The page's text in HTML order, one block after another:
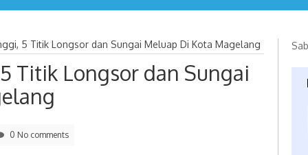
5 Titik Longsor dan Sungai Meluap Di Kota Magelang
Titik Longsor dan Sungai
0 No comments